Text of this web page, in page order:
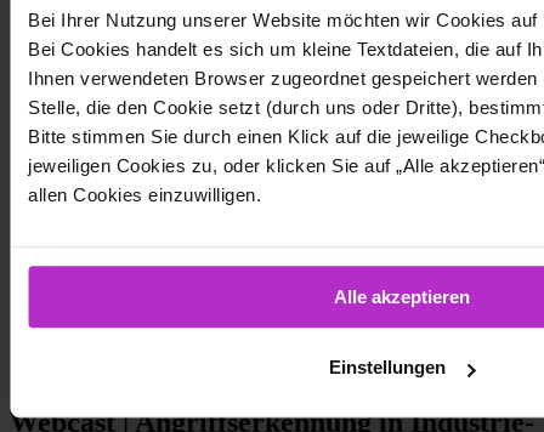
Bei Ihrer Nutzung unserer Website möchten wir Cookies
Bei Cookies handelt es sich um kleine Textdateien, die auf
Ihnen verwendeten Browser zugeordnet gespeichert
Stelle, die den Cookie setzt (durch uns oder Dritte),
Bitte stimmen Sie durch einen Klick auf die jeweilige
jeweiligen Cookies zu, oder klicken Sie auf „Alle
allen Cookies einzuwilligen.
Alle akzeptieren
Einstellungen
News Hersteller & Support
r-tec schließt Kooperation mit OT-
Sicherheitsspezialist Claroty
Die r-tec IT Security GmbH und Claroty kämpfen ab sofort
gemeinsam gegen Cyberkriminelle: Der Wuppertaler Cyber-
Security-Dienstleister und der New Yorker OT-Sicherheitsspezialist
Industrieumgebungen sowie kritische Infrastrukturen (KRITIS)
umfassend vor Cyberbedrohungen zu schützen. Ein Schwerpunkt
der Zusammenarbeit liegt auf dem Anomaliemanagement in
Webcast | Angriffserkennung in Industrie-